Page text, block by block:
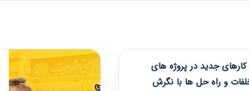
جدید در پروژه های
و راه حل ها با نگرش